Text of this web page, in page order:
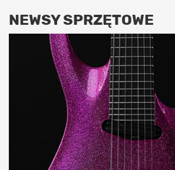
NEWSY SPRZĘTOWE